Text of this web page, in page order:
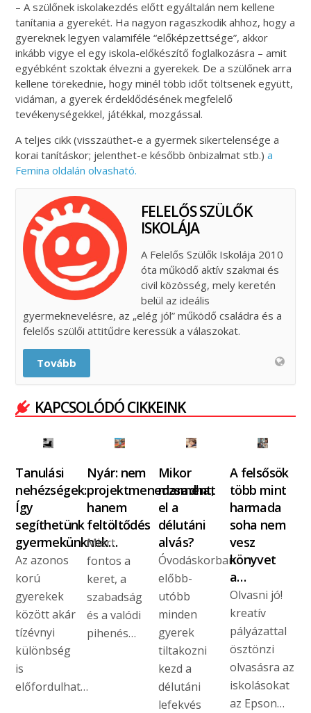
– A szülőnek iskolakezdés előtt egyáltalán nem kellene
tanítania a gyerekét. Ha nagyon ragaszkodik ahhoz, hogy a
gyereknek legyen valamiféle “előképzettsége”, akkor
inkább vigye el egy iskola-előkészítő foglalkozásra – amit
egyébként szoktak élvezni a gyerekek. De a szülőnek arra
kellene törekednie, hogy minél több időt töltsenek együtt,
vidáman, a gyerek érdeklődésének megfelelő
tevékenységekkel, játékkal, mozgással.
A teljes cikk (visszaüthet-e a gyermek sikertelensége a
korai tanításkor; jelenthet-e később önbizalmat stb.)a
Femina oldalán olvasható.
FELELŐS SZÜLŐK
ISKOLÁJA
A Felelős Szülők Iskolája 2010
óta működő aktív szakmai és
civil közösség, mely keretén
belül az ideális
gyermeknevelésre, az „elég jól” működő családra és a
felelős szülői attitűdre keressük a válaszokat.
Tovább
KAPCSOLÓDÓ CIKKEINK
Tanulási
nehézségek:
Így
segíthetünk
gyermekünknek…
Az azonos
korú
gyerekek
között akár
tízévnyi
különbség
is
előfordulhat…
Nyár: nem
projektmenedzsment,
hanem
feltöltődés
Miért
fontos a
keret, a
szabadság
és a valódi
pihenés…
Mikor
maradhat
el a
délutáni
alvás?
Óvodáskorban
előbb-
utóbb
minden
gyerek
tiltakozni
kezd a
délutáni
lefekvés
A felsősök
több mint
harmada
soha nem
vesz
könyvet
a…
Olvasni jó!
kreatív
pályázattal
ösztönzi
olvasásra az
iskolásokat
az Epson…